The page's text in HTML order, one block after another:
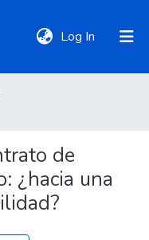
Log In (current)
de
¿hacia una